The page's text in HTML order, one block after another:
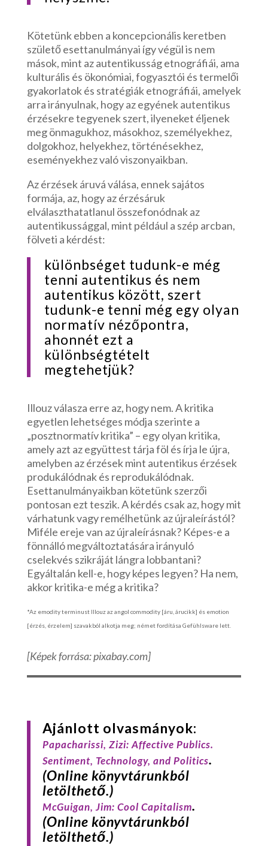
Kötetünk ebben a koncepcionális keretben
születő esettanulmányai így végül is nem
mások, mint az autentikusság etnográfiái, ama
kulturális és ökonómiai, fogyasztói és termelői
gyakorlatok és stratégiák etnográfiái, amelyek
arra irányulnak, hogy az egyének autentikus
érzésekre tegyenek szert, ilyeneket éljenek
meg önmagukhoz, másokhoz, személyekhez,
dolgokhoz, helyekhez, történésekhez,
eseményekhez való viszonyaikban.
Az érzések áruvá válása, ennek sajátos
formája, az, hogy az érzésáruk
elválaszthatatlanul összefonódnak az
autentikussággal, mint például a szép arcban,
fölveti a kérdést:
különbséget tudunk-e még
tenni autentikus és nem
autentikus között, szert
tudunk-e tenni még egy olyan
normatív nézőpontra,
ahonnét ezt a
különbségtételt
megtehetjük?
Illouz válasza erre az, hogy nem. A kritika
egyetlen lehetséges módja szerinte a
„posztnormatív kritika” – egy olyan kritika,
amely azt az együttest tárja föl és írja le újra,
amelyben az érzések mint autentikus érzések
produkálódnak és reprodukálódnak.
Esettanulmányaikban kötetünk szerzői
pontosan ezt teszik. A kérdés csak az, hogy mit
várhatunk vagy remélhetünk az újraleírástól?
Miféle ereje van az újraleírásnak? Képes-e a
fönnálló megváltoztatására irányuló
cselekvés szikráját lángra lobbantani?
Egyáltalán kell-e, hogy képes legyen? Ha nem,
akkor kritika-e még a kritika?
*Az emodity terminust Illouz az angol commodity [áru, árucikk] és emotion
[érzés, érzelem] szavakból alkotja meg; német fordítása Gefühlsware lett.
[Képek forrása: pixabay.com]
Ajánlott olvasmányok:
Papacharissi, Zizi:Affective Publics.
Sentiment, Technology, and Politics.
(Online könyvtárunkból
letölthető.)
McGuigan, Jim: Cool Capitalism.
(Online könyvtárunkból
letölthető.)